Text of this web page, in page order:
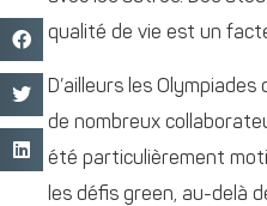
qualité de vie est un
D’ailleurs les
de nombreux
été particulièrement
les défis green, au-delà